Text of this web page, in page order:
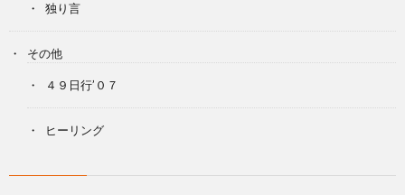
独り言
その他
４９日行’０７
ヒーリング